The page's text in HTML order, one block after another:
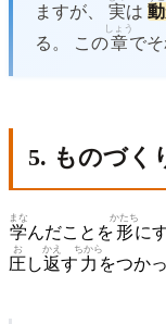
ますが、 実は 動
る。 この章
しょう
で
5. ものづく
学
まな
んだことを形
かたち
に
圧
お
し返
かえ
す 力
ちから
をつか